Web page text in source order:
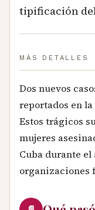
tipificación
MÁS DETALLES
Dos nuevos
reportados en
Estos trágicos
mujeres
Cuba durante el
organizaciones